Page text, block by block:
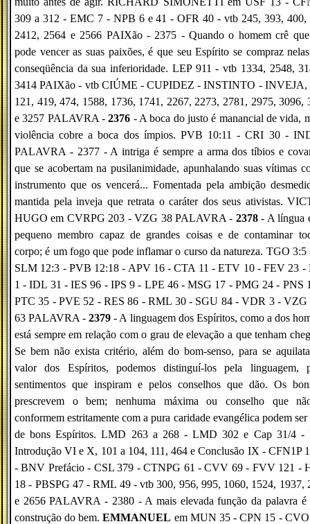
309 a 312 - EMC 7 - NPB 6 e 41 - OFR 40 - vtb 245, 393, 400,
2412, 2564 e 2566 PAIXão - 2375 - Quando o homem crê
pode vencer as suas paixões, é que seu Espírito se compraz
conseqüência da sua inferioridade. LEP 911 - vtb 1334, 2548,
3414 PAIXão - vtb CIÚME - CUPIDEZ - INSTINTO - INVEJA,
121, 419, 474, 1588, 1736, 1741, 2267, 2273, 2781, 2975, 3096,
e 3257 PALAVRA -2376 - A boca do justo é manancial de vida,
violência cobre a boca dos ímpios. PVB 10:11 - CRI 30 -
PALAVRA - 2377 - A intriga é sempre a arma dos tíbios e
que se acobertam na pusilanimidade, apunhalando suas vítimas
instrumento que os vencerá... Fomentada pela ambição
mantida pela inveja que retrata o caráter dos seus ativistas.
HUGO em CVRPG 203 - VZG 38 PALAVRA - 2378- A língua
pequeno membro capaz de grandes coisas e de contaminar
corpo; é um fogo que pode inflamar o curso da natureza. TGO 3:5
SLM 12:3 - PVB 12:18 - APV 16 - CTA 11 - ETV 10 - FEV 23 -
1 - IDL 31 - IES 96 - IPS 9 - LPE 46 - MSG 17 - PMG 24 - PNS
PTC 35 - PVE 52 - RES 86 - RML 30 - SGU 84 - VDR 3 - VZG
63 PALAVRA -2379 - A linguagem dos Espíritos, como a dos
está sempre em relação com o grau de elevação a que tenham
Se bem não exista critério, além do bom-senso, para se
valor dos Espíritos, podemos distinguí-los pela linguagem,
sentimentos que inspiram e pelos conselhos que dão. Os
prescrevem o bem; nenhuma máxima ou conselho que
conformem estritamente com a pura caridade evangélica podem ser
de bons Espíritos. LMD 263 a 268 - LMD 302 e Cap 31/4 -
Introdução VI e X, 101 a 104, 111, 464 e Conclusão IX - CFN1P
- BNV Prefácio - CSL 379 - CTNPG 61 - CVV 69 - FVV 121 -
18 - PBSPG 47 - RML 49 - vtb 300, 956, 995, 1060, 1524, 1937,
e 2656 PALAVRA - 2380 - A mais elevada função da palavra é
construção do bem.EMMANUEL em MUN 35 - CPN 15 -